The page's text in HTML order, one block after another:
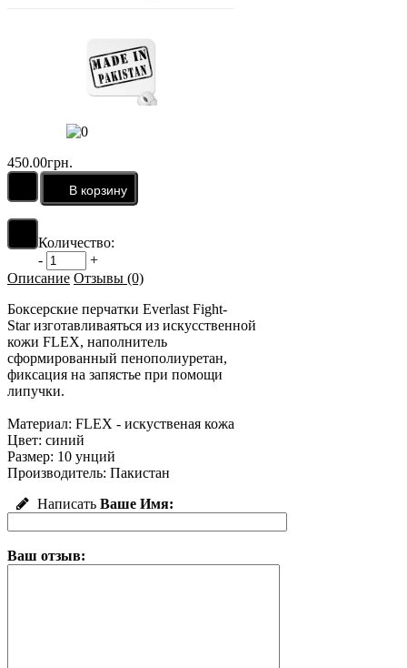
450.00грн.
Количество:
-
+
Описание Отзывы (0)
Боксерские перчатки Everlast Fight-
Star изготавливаяться из искусственной
кожи FLEX, наполнитель
сформированный пенополиуретан,
фиксация на запястье при помощи
липучки.
Материал: FLEX - искуственая кожа
Цвет: синий
Размер: 10 унций
Производитель: Пакистан
Написать Ваше Имя:
Ваш отзыв: